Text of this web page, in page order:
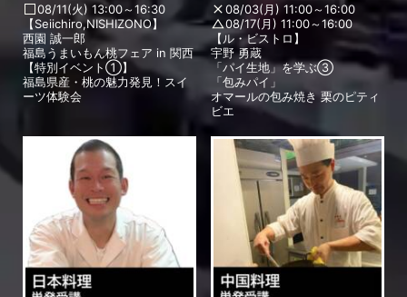
08/11(火) 13:00～16:30
【Seiichiro,NISHIZONO】
西園 誠一郎
福島うまいもん桃フェア in 関西
【特別イベント①】
福島県産・桃の魅力発見！スイ
ーツ体験会
08/03(月) 11:00～16:00
08/17(月) 11:00～16:00
【ル・ビストロ】
宇野 勇蔵
「パイ生地」を学ぶ③
「包みパイ」
オマールの包み焼き 栗のピティ
ビエ